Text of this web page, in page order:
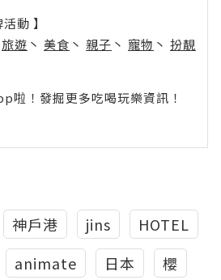
動 】
旅遊 丶 美食 丶 親子 丶 寵物 丶 扮靚
！發掘更多吃喝玩樂資訊！
神戶港 jins
HOTEL
animate 日本
櫻